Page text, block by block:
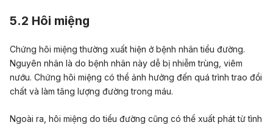
5.2 Hôi miệng
Chứng hôi miệng thường xuất hiện ở bệnh nhân tiểu đường.
Nguyên nhân là do bệnh nhân này dễ bị nhiễm trùng, viêm
nướu. Chứng hôi miệng có thể ảnh hưởng đến quá trình trao đổi
chất và làm tăng lượng đường trong máu.
Ngoài ra, hôi miệng do tiểu đường cũng có thể xuất phát từ tình